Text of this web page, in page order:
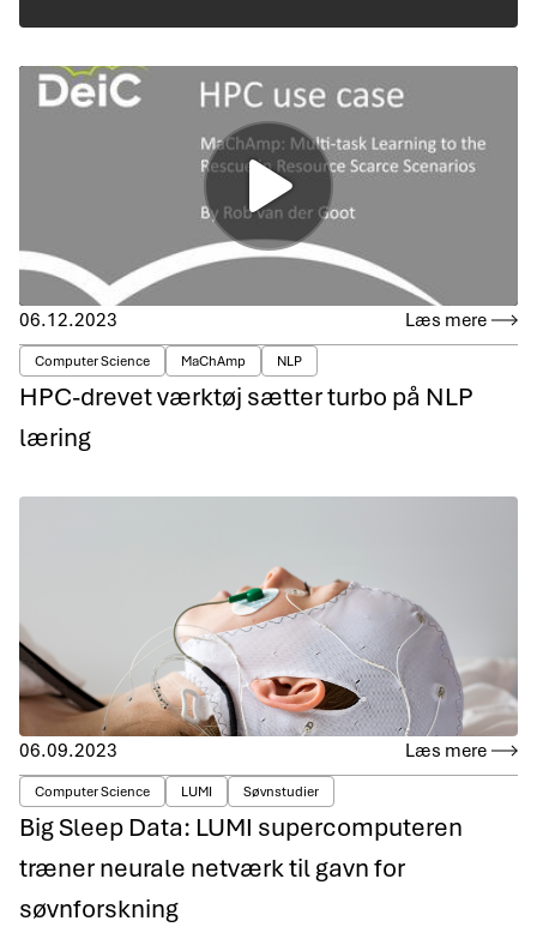
06.12.2023 Læs mere
Computer Science MaChAmp NLP
HPC-drevet værktøj sætter turbo på NLP
læring
06.09.2023 Læs mere
Computer Science LUMI Søvnstudier
Big Sleep Data: LUMI supercomputeren
træner neurale netværk til gavn for
søvnforskning